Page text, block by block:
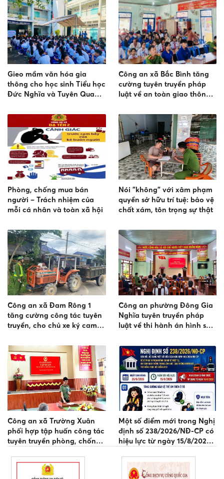
Gieo mầm văn hóa gia
thông cho học sinh Tiểu học
Đức Nghĩa và Tuyên Quang
Công an xã Bắc Bình tăng
cường tuyên truyền pháp
luật về an toàn giao thông,
quản lý vũ khí, vật liệu nổ,
công cụ hỗ trợ
Phòng, chống mua bán
người – Trách nhiệm của
mỗi cá nhân và toàn xã hội
Nói "không" với xâm phạm
quyền sở hữu trí tuệ: bảo vệ
chất xám, tôn trọng sự thật
Công an xã Đam Rông 1
tăng cường công tác tuyên
truyền, cho chủ xe ký cam
giao thông
Công an phường Đông Gia
Nghĩa tuyên truyền pháp
luật về thi hành án hình sự
Công an xã Trường Xuân
phối hợp tập huấn công tác
tuyên truyền phòng, chống
tranh phản bác thông tin
xấu độc trên không gian
Một số điểm mới trong Nghị
định số 238/2026/NĐ-CP có
hiệu lực từ ngày 15/8/2026